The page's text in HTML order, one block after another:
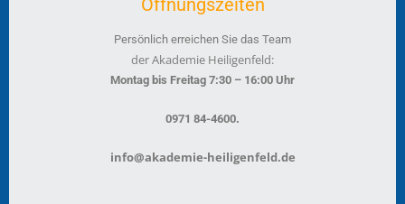
Öffnungszeiten
Persönlich erreichen Sie das Team
der Akademie Heiligenfeld:
Montag bis Freitag 7:30 – 16:00 Uhr
0971 84-4600.
info@akademie-heiligenfeld.de